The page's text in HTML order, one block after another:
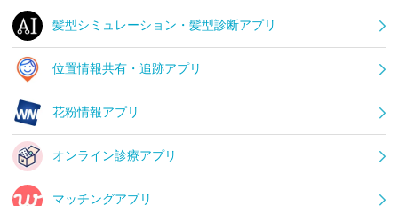
髪型シミュレーション・髪型診断アプリ
位置情報共有・追跡アプリ
花粉情報アプリ
オンライン診療アプリ
マッチングアプリ